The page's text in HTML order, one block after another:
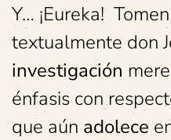
Y… ¡Eureka!
textualmente don
investigación
énfasis con
que aún adolece